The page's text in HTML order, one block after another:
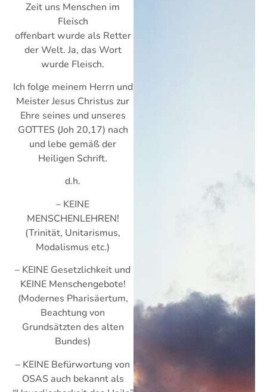
Zeit uns Menschen im
Fleisch
offenbart wurde als Retter
der Welt. Ja, das Wort
wurde Fleisch.
Ich folge meinem Herrn und
Meister Jesus Christus zur
Ehre seines und unseres
GOTTES (Joh 20,17) nach
und lebe gemäß der
Heiligen Schrift.
d.h.
– KEINE
MENSCHENLEHREN!
(Trinität, Unitarismus,
Modalismus etc.)
– KEINE Gesetzlichkeit und
KEINE Menschengebote!
(Modernes Pharisäertum,
Beachtung von
Grundsätzten des alten
Bundes)
– KEINE Befürwortung von
OSAS auch bekannt als